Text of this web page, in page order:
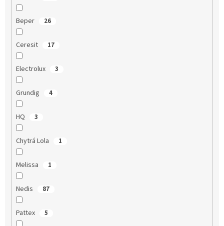
Beper 26
Ceresit 17
Electrolux 3
Grundig 4
HQ 3
Chytrá Lola 1
Melissa 1
Nedis 87
Pattex 5